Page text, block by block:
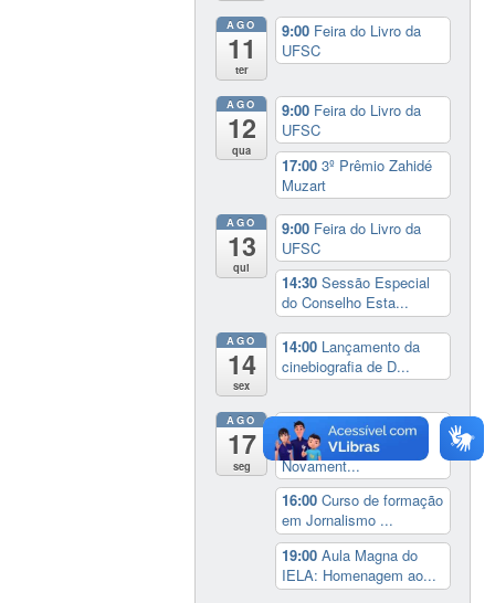
AGO
11
ter
9:00 Feira do Livro da
UFSC
AGO
12
qua
9:00 Feira do Livro da
UFSC
17:003º Prêmio Zahidé
Muzart
AGO
13
qui
9:00 Feira do Livro da
UFSC
14:30Sessão Especial
do Conselho Esta...
AGO
14
sex
14:00 Lançamento da
cinebiografia de D...
AGO
17
seg
dia inteiro
Exposição:
Perder Tudo.
Novament...
16:00Curso de formação
em Jornalismo ...
19:00Aula Magna do
IELA: Homenagem ao...